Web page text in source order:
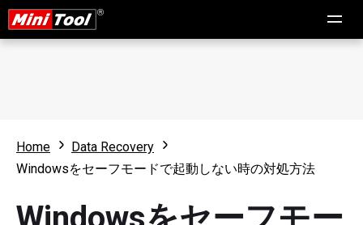
Home
Data Recovery
Windowsをセーフモードで起動しない時の対処方法